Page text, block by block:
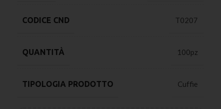
CODICE CND T0207
QUANTITÀ 100pz
TIPOLOGIA PRODOTTO Cuffie